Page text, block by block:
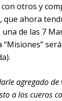
otros y
ahora
de las 7
agregado
a los cueros